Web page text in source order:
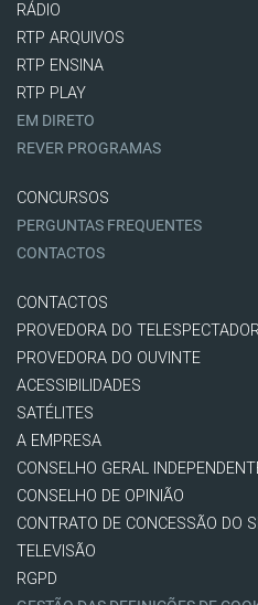
RÁDIO
RTP ARQUIVOS
RTP ENSINA
RTP PLAY
EM DIRETO
REVER PROGRAMAS
CONCURSOS
PERGUNTAS FREQUENTES
CONTACTOS
CONTACTOS
PROVEDORA DO
PROVEDORA DO OUVINTE
ACESSIBILIDADES
SATÉLITES
A EMPRESA
CONSELHO GERAL
CONSELHO DE OPINIÃO
CONTRATO DE CONCESSÃO DO
TELEVISÃO
RGPD